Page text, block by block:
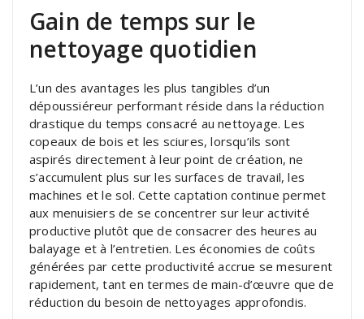
Gain de temps sur le
nettoyage quotidien
L’un des avantages les plus tangibles d’un
dépoussiéreur performant réside dans la réduction
drastique du temps consacré au nettoyage. Les
copeaux de bois et les sciures, lorsqu’ils sont
aspirés directement à leur point de création, ne
s’accumulent plus sur les surfaces de travail, les
machines et le sol. Cette captation continue permet
aux menuisiers de se concentrer sur leur activité
productive plutôt que de consacrer des heures au
balayage et à l’entretien. Les économies de coûts
générées par cette productivité accrue se mesurent
rapidement, tant en termes de main-d’œuvre que de
réduction du besoin de nettoyages approfondis.